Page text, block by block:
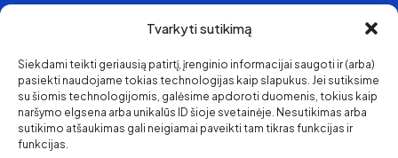
Tvarkyti sutikimą
Siekdami teikti geriausią patirtį, įrenginio informacijai saugoti ir (arba)
pasiekti naudojame tokias technologijas kaip slapukus. Jei sutiksime
su šiomis technologijomis, galėsime apdoroti duomenis, tokius kaip
naršymo elgsena arba unikalūs ID šioje svetainėje. Nesutikimas arba
sutikimo atšaukimas gali neigiamai paveikti tam tikras funkcijas ir
funkcijas.
Struktūra ir kontaktai
Apie mus
Svetainės medis